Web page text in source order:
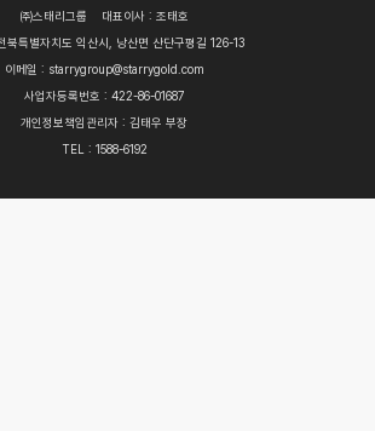
㈜스태리그룹
대표이사 : 조태호
북특별자치도 익산시, 낭산면 산단구평길 126-13
이메일 : starrygroup@starrygold.com
사업자등록번호 : 422-86-01687
개인정보책임관리자 : 김태우 부장
TEL : 1588-6192